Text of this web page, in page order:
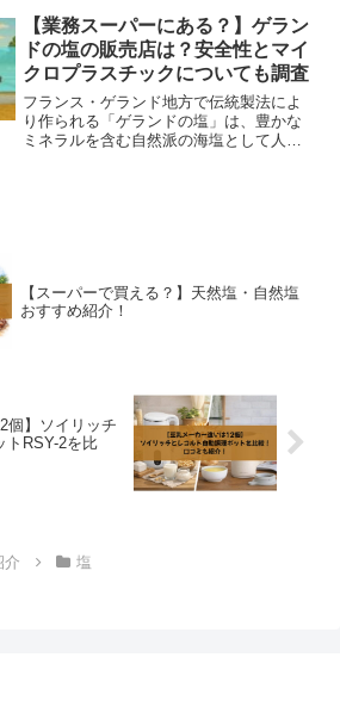
【業務スーパーにある？】ゲラン
ドの塩の販売店は？安全性とマイ
クロプラスチックについても調査
フランス・ゲランド地方で伝統製法によ
り作られる「ゲランドの塩」は、豊かな
ミネラルを含む自然派の海塩として人気
【スーパーで買える？】天然塩・自然塩
おすすめ紹介！
個】ソイリッチ
トRSY-2を比
介 塩